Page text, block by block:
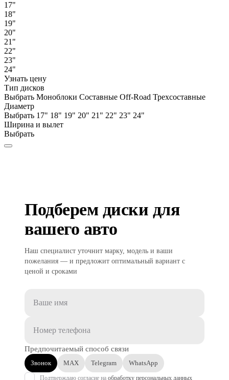
17"
18"
19"
20"
21"
22"
23"
24"
Узнать цену
Тип дисков
Выбрать Моноблоки Составные Off-Road Трехсоставные
Диаметр
Выбрать 17" 18" 19" 20" 21" 22" 23" 24"
Ширина и вылет
Выбрать
Подберем диски для
вашего авто
Наш специалист уточнит марку, модель и ваши
пожелания — и предложит оптимальный вариант с
ценой и сроками
Предпочитаемый способ связи
Звонок MAX Telegram WhatsApp
Подтверждаю согласие на обработку персональных данных